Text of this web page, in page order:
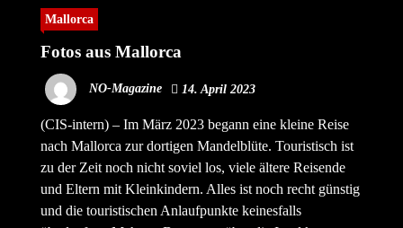
Mallorca
Fotos aus Mallorca
NO-Magazine 14. April 2023
(CIS-intern) – Im März 2023 begann eine kleine Reise
nach Mallorca zur dortigen Mandelblüte. Touristisch ist
zu der Zeit noch nicht soviel los, viele ältere Reisende
und Eltern mit Kleinkindern. Alles ist noch recht günstig
und die touristischen Anlaufpunkte keinesfalls